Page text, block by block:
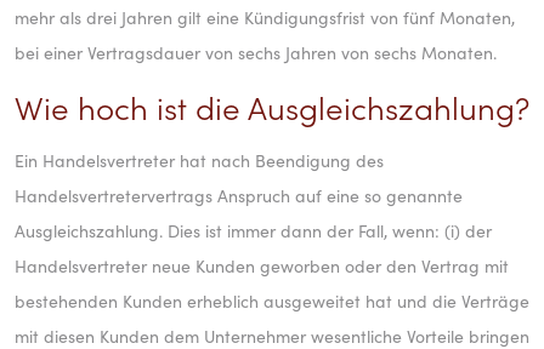
mehr als drei Jahren gilt eine Kündigungsfrist von fünf Monaten,
bei einer Vertragsdauer von sechs Jahren von sechs Monaten.
Wie hoch ist die Ausgleichszahlung?
Ein Handelsvertreter hat nach Beendigung des
Handelsvertretervertrags Anspruch auf eine so genannte
Ausgleichszahlung. Dies ist immer dann der Fall, wenn: (i) der
Handelsvertreter neue Kunden geworben oder den Vertrag mit
bestehenden Kunden erheblich ausgeweitet hat und die Verträge
mit diesen Kunden dem Unternehmer wesentliche Vorteile bringen